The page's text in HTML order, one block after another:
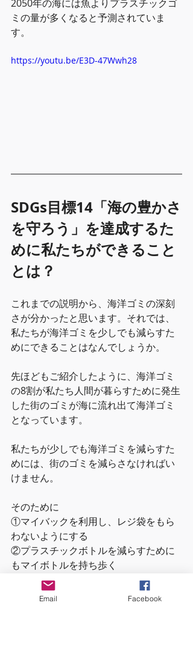
2050年の海には魚よりプラスチックゴ
ミの量が多くなると予測されていま
す。
https://youtu.be/E3D-47Wwh28
SDGs目標14「海の豊かさ
を守ろう」を達成するた
めに私たちができること
とは？
これまでの説明から、海洋ゴミの深刻
さが分かったと思います。それでは、
私たちが海洋ゴミを少しでも減らすた
めにできることはなんでしょうか。
先ほどもご紹介したように、海洋ゴミ
の8割が私たち人間が暮らすために発生
した街のゴミが海に流れ出て海洋ゴミ
となっています。
私たちが少しでも海洋ゴミを減らすた
めには、街のゴミを減らさなければい
けません。
そのために
①マイバックを利用し、レジ袋をもら
わないようにする
②プラスチックボトルを減らすために
もマイボトルを持ち歩く
③ゴミのポイ捨て、不法投棄はしない
④ゴミは所定の場所・時間に出し、し
Email Facebook